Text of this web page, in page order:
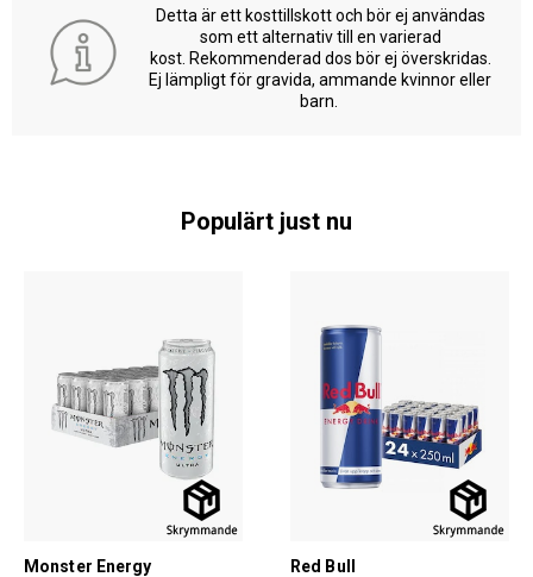
Detta är ett kosttillskott och bör ej användas
som ett alternativ till en varierad
kost. Rekommenderad dos bör ej överskridas.
Ej lämpligt för gravida, ammande kvinnor eller
barn.
Populärt just nu
Monster Energy
Red Bull